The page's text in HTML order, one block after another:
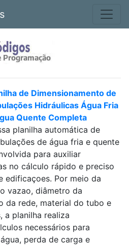
de Dimensionamento de
Hidráulicas Água Fria
Quente Completa
planilha automática de
de água fria e quente
para auxiliar
no cálculo rápido e preciso
edificaçoes. Por meio da
vazao, diâmetro da
da rede, material do tubo e
a planilha realiza
necessários para
perda de carga e